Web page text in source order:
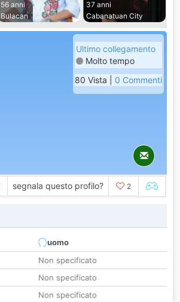
56 anni
Bulacan
37 anni
Cabanatuan City
Ultimo collegamento
Molto tempo
80 Vista | 0 Commenti
segnala questo profilo? 2
uomo
Non specificato
Non specificato
Non specificato